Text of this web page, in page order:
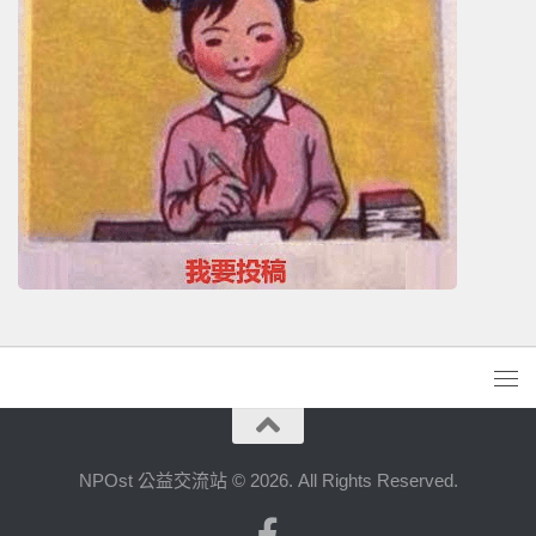
NPOst 公益交流站 © 2026. All Rights Reserved.